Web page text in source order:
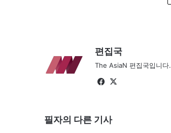
편집국
The AsiaN 편집국입니다.
Fa
ok
필자의 다른 기사